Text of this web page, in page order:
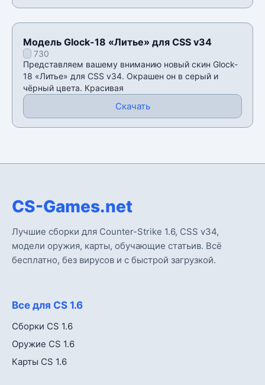
Модель Glock-18 «Литье» для CSS v34
730
Представляем вашему вниманию новый скин Glock-
18 «Литье» для CSS v34. Окрашен он в серый и
чёрный цвета. Красивая
Скачать
CS-Games.net
Лучшие сборки для Counter-Strike 1.6, CSS v34,
модели оружия, карты, обучающие статьив. Всё
бесплатно, без вирусов и с быстрой загрузкой.
Все для CS 1.6
Сборки CS 1.6
Оружие CS 1.6
Карты CS 1.6